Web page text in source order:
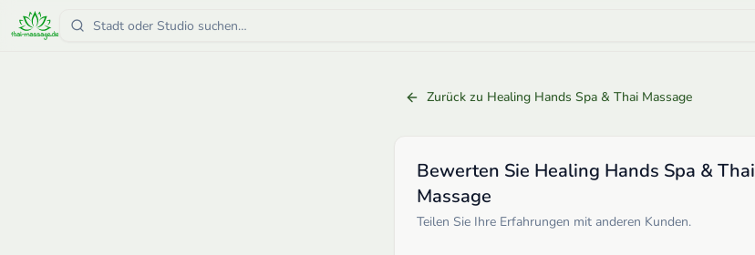
Zurück zu Healing Hands Spa & Thai Massage
Bewerten Sie Healing Hands Spa & Thai
Massage
Teilen Sie Ihre Erfahrungen mit anderen Kunden.